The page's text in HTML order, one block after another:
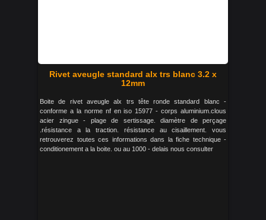
Rivet aveugle standard alx trs blanc 3.2 x
12mm
Boite de rivet aveugle alx trs tête ronde standard blanc -
conforme a la norme nf en iso 15977 - corps aluminium.clous
acier zingue - plage de sertissage. diamètre de perçage
.résistance a la traction. résistance au cisaillement. vous
retrouverez toutes ces informations dans la fiche technique -
conditionement a la boite. ou au 1000 - delais nous consulter